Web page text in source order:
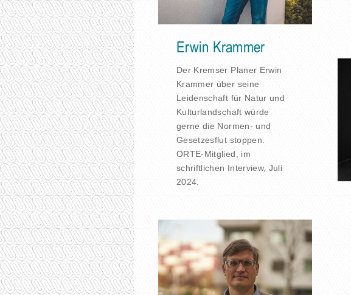
Erwin Krammer
Der Kremser Planer Erwin
Krammer über seine
Leidenschaft für Natur und
Kulturlandschaft würde
gerne die Normen- und
Gesetzesflut stoppen.
ORTE-Mitglied, im
schriftlichen Interview, Juli
2024.